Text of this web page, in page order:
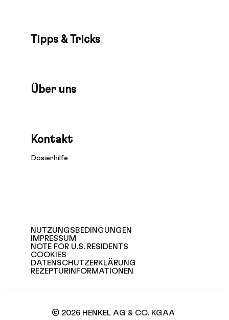
Tipps & Tricks
Über uns
Kontakt
Dosierhilfe
NUTZUNGSBEDINGUNGEN
IMPRESSUM
NOTE FOR U.S. RESIDENTS
COOKIES
DATENSCHUTZERKLÄRUNG
REZEPTURINFORMATIONEN
© 2026 HENKEL AG & CO. KGAA